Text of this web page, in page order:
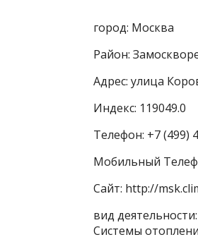
город: Москва
Район:
Адрес: улица
Индекс: 119049.0
Телефон: +7 (499)
Мобильный
Сайт: http://
вид
Системы